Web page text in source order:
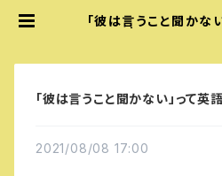
「彼は言うこと聞かな
「彼は言うこと聞かない」って英
2021/08/08 17:00